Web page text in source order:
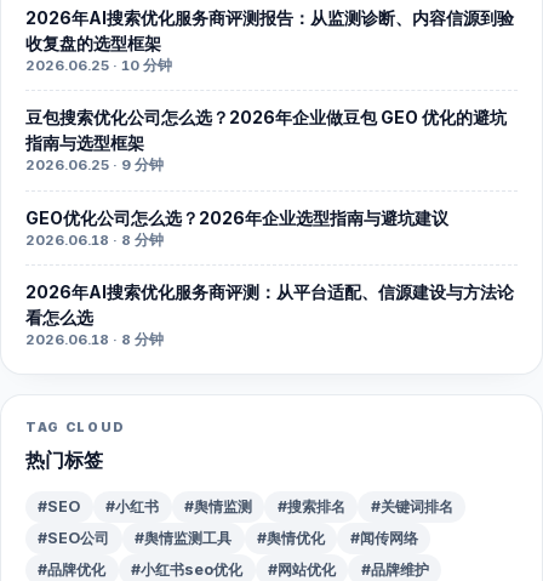
2026年AI搜索优化服务商评测报告：从监测诊断、内容信源到验
收复盘的选型框架
2026.06.25 · 10 分钟
豆包搜索优化公司怎么选？2026年企业做豆包 GEO 优化的避坑
指南与选型框架
2026.06.25 · 9 分钟
GEO优化公司怎么选？2026年企业选型指南与避坑建议
2026.06.18 · 8 分钟
2026年AI搜索优化服务商评测：从平台适配、信源建设与方法论
看怎么选
2026.06.18 · 8 分钟
TAG CLOUD
热门标签
#SEO #小红书 #舆情监测 #搜索排名
#关键词排名
#SEO公司
#舆情监测工具 #舆情优化
#闻传网络
#品牌优化
#小红书seo优化 #网站优化
#品牌维护